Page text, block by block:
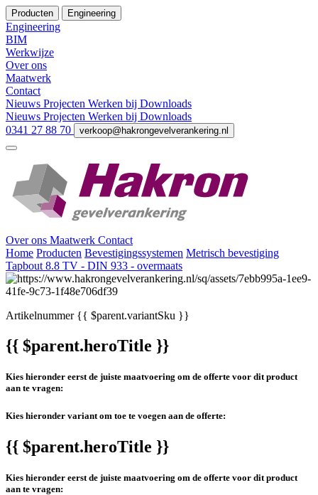
Producten Engineering
Engineering
BIM
Werkwijze
Over ons
Maatwerk
Contact
Nieuws Projecten Werken bij Downloads
Nieuws Projecten Werken bij Downloads
0341 27 88 70
verkoop@hakrongevelverankering.nl
Over ons Maatwerk Contact
Home Producten Bevestigingssystemen Metrisch bevestiging
Tapbout 8.8 TV - DIN 933 - overmaats
Artikelnummer{{ $parent.variantSku }}
{{ $parent.heroTitle }}
Kies hieronder eerst de juiste maatvoering om de offerte voor dit product
aan te vragen:
Kies hieronder variant om toe te voegen aan de offerte:
{{ $parent.heroTitle }}
Kies hieronder eerst de juiste maatvoering om de offerte voor dit product
aan te vragen: